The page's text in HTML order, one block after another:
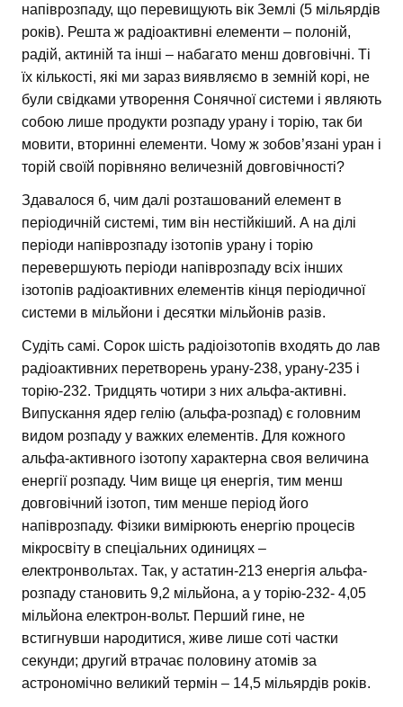
напіврозпаду, що перевищують вік Землі (5 мільярдів
років). Решта ж радіоактивні елементи – полоній,
радій, актиній та інші – набагато менш довговічні. Ті
їх кількості, які ми зараз виявляємо в земній корі, не
були свідками утворення Сонячної системи і являють
собою лише продукти розпаду урану і торію, так би
мовити, вторинні елементи. Чому ж зобов’язані уран і
торій своїй порівняно величезній довговічності?
Здавалося б, чим далі розташований елемент в
періодичній системі, тим він нестійкіший. А на ділі
періоди напіврозпаду ізотопів урану і торію
перевершують періоди напіврозпаду всіх інших
ізотопів радіоактивних елементів кінця періодичної
системи в мільйони і десятки мільйонів разів.
Судіть самі. Сорок шість радіоізотопів входять до лав
радіоактивних перетворень урану-238, урану-235 і
торію-232. Тридцять чотири з них альфа-активні.
Випускання ядер гелію (альфа-розпад) є головним
видом розпаду у важких елементів. Для кожного
альфа-активного ізотопу характерна своя величина
енергії розпаду. Чим вище ця енергія, тим менш
довговічний ізотоп, тим менше період його
напіврозпаду. Фізики вимірюють енергію процесів
мікросвіту в спеціальних одиницях –
електронвольтах. Так, у астатин-213 енергія альфа-
розпаду становить 9,2 мільйона, а у торію-232- 4,05
мільйона електрон-вольт. Перший гине, не
встигнувши народитися, живе лише соті частки
секунди; другий втрачає половину атомів за
астрономічно великий термін – 14,5 мільярдів років.